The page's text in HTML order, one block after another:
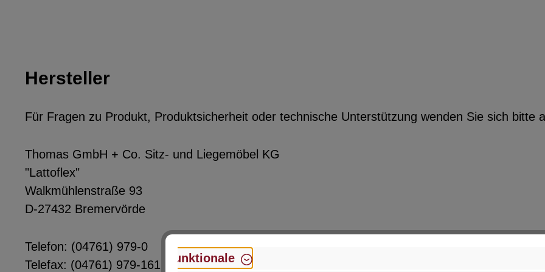
Hersteller
Für Fragen zu Produkt, Produktsicherheit oder technische Unterstützung wenden Sie sich bitte
Thomas GmbH + Co. Sitz- und Liegemöbel KG
"Lattoflex"
Walkmühlenstraße 93
D-27432 Bremervörde
Telefon: (04761) 979-0
Telefax: (04761) 979-161
Funktionale